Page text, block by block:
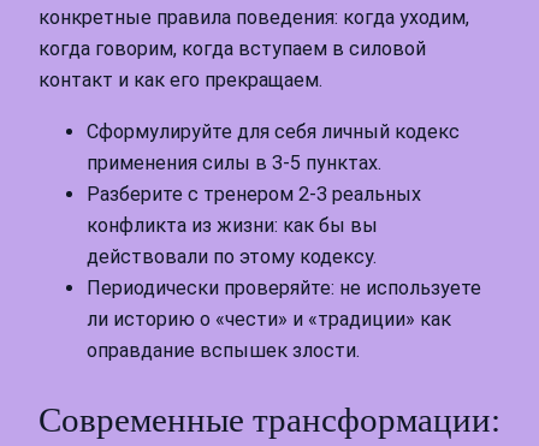
конкретные правила поведения: когда уходим,
когда говорим, когда вступаем в силовой
контакт и как его прекращаем.
Сформулируйте для себя личный кодекс
применения силы в 3-5 пунктах.
Разберите с тренером 2-3 реальных
конфликта из жизни: как бы вы
действовали по этому кодексу.
Периодически проверяйте: не используете
ли историю о «чести» и «традиции» как
оправдание вспышек злости.
Современные трансформации: